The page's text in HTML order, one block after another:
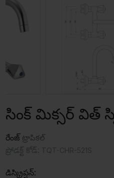
సింక్ మిక్సర్ విత్
రేంజ్ ట్రాపికల్
డిస్క్రిప్షన్: